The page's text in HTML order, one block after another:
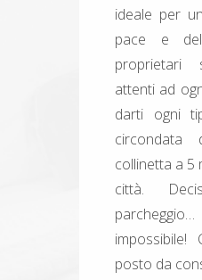
ideale per
pace e
proprietari
attenti ad
darti ogni
circondata
collinetta a 5
città.
impossibile!
posto da